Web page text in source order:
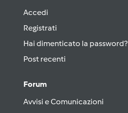
Accedi
Registrati
Hai dimenticato la password?
Post recenti
Forum
Avvisi e Comunicazioni